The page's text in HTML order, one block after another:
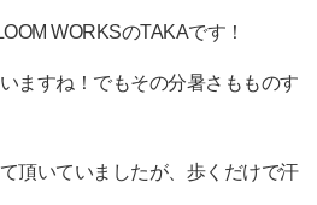
WORKSのTAKAです！
ますね！でもその分暑さもものす
頂いていましたが、歩くだけで汗